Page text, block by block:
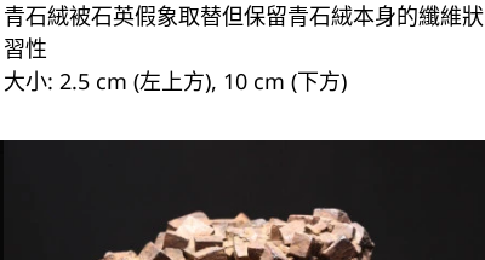
青石絨被石英假象取替但保留青石絨本身的纖維狀
習性
大小: 2.5 cm (左上方), 10 cm (下方)